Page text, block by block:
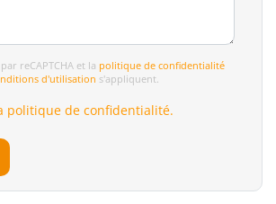
reCAPTCHA et la politique de confidentialité
d'utilisation s'appliquent.
politique de confidentialité.